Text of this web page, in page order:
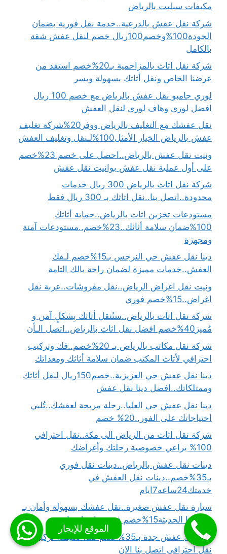
مكيفات سبليت بالرياض
شركة نقل عفش بالدرعية..خدمة نقل فورية بضمان
الجودة100%وخصم100ريال خصم لنقل عفش شقة
بالكامل
شركة نقل اثاث بالمزاحمية بـ20%خصم استفد من
عرضنا الخاص ونقل أثاثك بسهولة ويسر
لوري جامبو نقل عفش بالرياض مع خصم 100 ريال
افضل لوري وهاف لوري لنقل العفش
نقل عفشك مع التغليف بالرياض ووفر20%شركة تغليف
عفش بالرياض الخيار الأمثل100%لـنقل وتغليف العفش
ونيت نقل عفش بالرياض..احصل على خصم 23%خصم
على أول عملية نقل عفش بوانيت نقل عفش
شركة نقل اثاث بالرياض 300 ريال خدمات
محدودة..اتصل بنا..نقل اثاثك بـ 300 ريال فقط
مستودعات تخزين اثاث بالرياض..حماية أثاثك
100%ضمان سلامة أثاثك..23%خصم..مستودعات آمنة
ومجهزة
دينا نقل عفش حي النرجس بـ15%خصم لـفك
العفش..خدمات مميزة لضمان راحة بالك التامة
ونيت نقل اغراض الرياض..نقل مفروشات..عربة نقل
اغراض..15%خصم فوري
شركة نقل اثاث بالرياض..ستُنقل أثاثك بِشكلٍ آمن و
مُميز40%خصم افضل نقل اثاث بالرياض..اتصل الـأن
شركة نقل مكاتب بالرياض بـ 20%خصم..فك وتركيب
احترافي لأثاث المكتب ضمان سلامة أثاثك ومعداتك
دينا نقل عفش حي العزيزية..خصم150ريال لنقل أثاثك
وممتلكاتك..افضل دينا نقل عفش
دينا نقل عفش حي العليا..رحلة مريحة لعفشك..تُلبي
احتياجاتك على الفور..20% خصم
شركة نقل اثاث من الرياض الى مكة..نقل احترافي
100% يراعي خصوصية رحلتك وأغراضك
دينات نقل عفش بالرياض..دينات نقل فوري
بـ35%خصم..دينات نقل العفش في
خدمتك24ساعه7ايام
سيارة نقل عفش صغيرة..نقل عفشك بسهولة وأمان بـ
سياراتنا الحديثة15%خصم فوري..اتصل بنا
دينا نقل عفش جدة بـ35%خصم فك، تغليف، تركيب،
نقل احترافي اتصل بنا الان